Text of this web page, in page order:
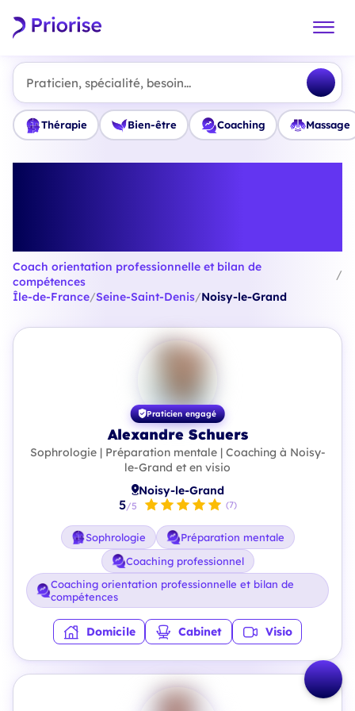
Praticien, spécialité, besoin...
Thérapie Bien-être Coaching Massage
Coach orientation professionnelle et bilan de
compétences
/
Île-de-France/Seine-Saint-Denis/Noisy-le-Grand
Praticien engagé
Alexandre Schuers
Sophrologie | Préparation mentale | Coaching à Noisy-
le-Grand et en visio
Noisy-le-Grand
5/5 (7)
Sophrologie
Préparation mentale
Coaching professionnel
Coaching orientation professionnelle et bilan de
compétences
Domicile Cabinet Visio